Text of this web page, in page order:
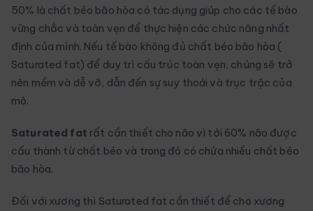
50% là chất béo bão hòa có tác dụng giúp cho các tế bào
vững chắc và toàn vẹn để thực hiện các chức năng nhất
định của mình. Nếu tế bào không đủ chất béo bão hòa (
Saturated fat) để duy trì cấu trúc toàn vẹn, chúng sẽ trở
nên mềm và dễ vỡ, dẫn đến sự suy thoái và trục trặc của
mô.
Saturated fat rất cần thiết cho não vì tới 60% não được
cấu thành từ chất béo và trong đó có chứa nhiều chất béo
bão hòa.
Đối với xương thì Saturated fat cần thiết để cho xương